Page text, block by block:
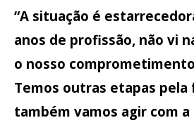
“A situação é
anos de profissão, não vi
o nosso
Temos outras etapas
também vamos agir com